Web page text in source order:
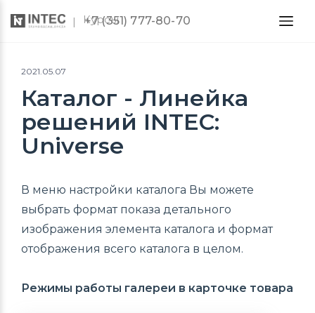
Курсы
+7 (351) 777-80-70
2021.05.07
Каталог - Линейка
решений INTEC:
Universe
В меню настройки каталога Вы можете
выбрать формат показа детального
изображения элемента каталога и формат
отображения всего каталога в целом.
Режимы работы галереи в карточке товарa